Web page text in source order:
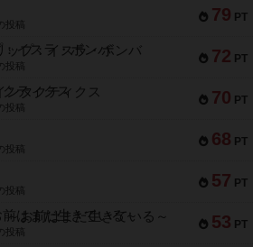
79 PT
投稿
72 PT
ップ：イスラ・ボンバ
投稿
70 PT
ンタクティクス
投稿
68 PT
投稿
57 PT
投稿
53 PT
お前はまだ生きている～
投稿